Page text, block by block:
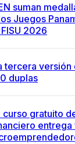
suman
Juegos
2026
tercera versión
duplas
gratuito